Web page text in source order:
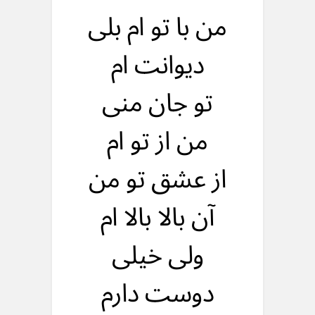
من با تو ام بلی
دیوانت ام
تو جان منی
من از تو ام
از عشق تو من
آن بالا بالا ام
ولی خیلی
دوست دارم